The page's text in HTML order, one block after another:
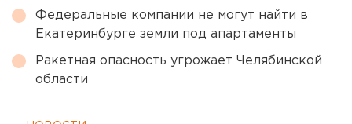
Федеральные компании не могут найти в
Екатеринбурге земли под апартаменты
Ракетная опасность угрожает Челябинской
области